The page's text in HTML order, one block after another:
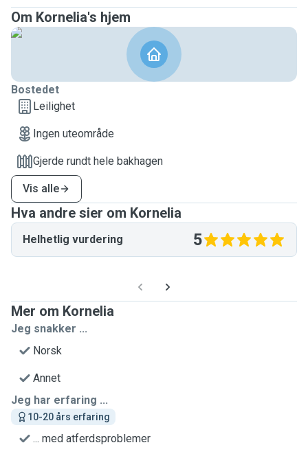
Om Kornelia's hjem
Bostedet
Leilighet
Ingen uteområde
Gjerde rundt hele bakhagen
Vis alle
Hva andre sier om Kornelia
Helhetlig vurdering 5
Mer om Kornelia
Jeg snakker ...
Norsk
Annet
Jeg har erfaring ...
10-20 års erfaring
... med atferdsproblemer